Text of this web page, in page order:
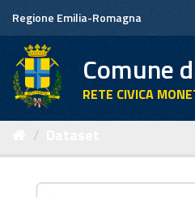
contenuto
Regione Emilia-Romagna
Comune
RETE CIVICA